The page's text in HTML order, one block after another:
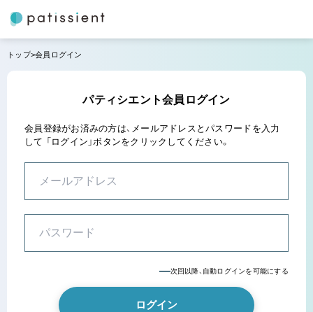
トップ 会員ログイン
パティシエント会員ログイン
会員登録がお済みの方は、メールアドレスとパスワードを入力
して 「ログイン」ボタンをクリックしてください。
次回以降、自動ログインを可能にする
ログイン